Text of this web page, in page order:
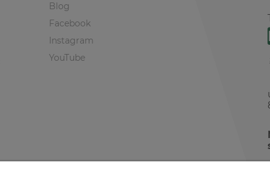
Blog
Facebook
Instagram
YouTube